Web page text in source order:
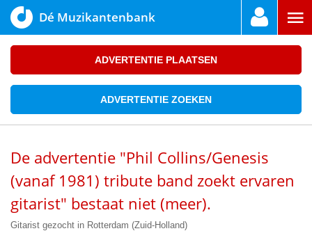
Dé Muzikantenbank
ADVERTENTIE PLAATSEN
ADVERTENTIE ZOEKEN
De advertentie "Phil Collins/Genesis
(vanaf 1981) tribute band zoekt ervaren
gitarist" bestaat niet (meer).
Gitarist gezocht in Rotterdam (Zuid-Holland)